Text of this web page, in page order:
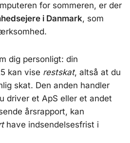
for sommeren, er der
i Danmark, som
dig personligt: din
kan vise restskat, altså at du
skat. Den anden handler
driver et ApS eller et andet
årsrapport, kan
have indsendelsesfrist i